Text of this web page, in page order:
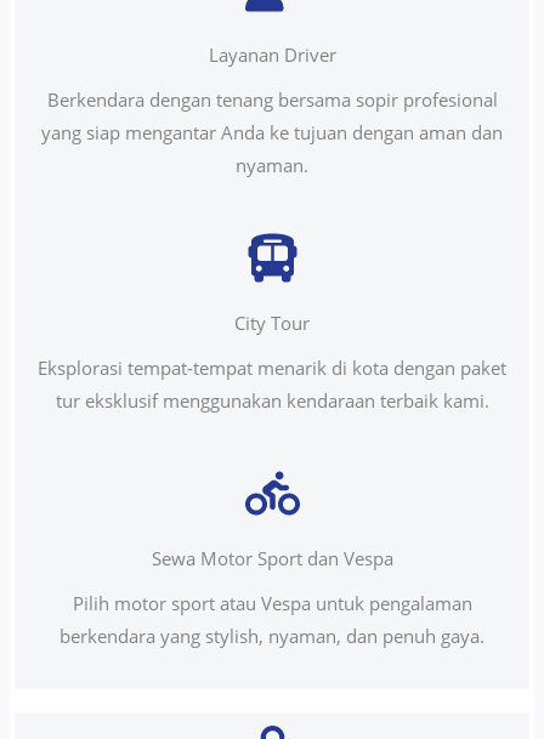
Layanan Driver
Berkendara dengan tenang bersama sopir profesional
yang siap mengantar Anda ke tujuan dengan aman dan
nyaman.
City Tour
Eksplorasi tempat-tempat menarik di kota dengan paket
tur eksklusif menggunakan kendaraan terbaik kami.
Sewa Motor Sport dan Vespa
Pilih motor sport atau Vespa untuk pengalaman
berkendara yang stylish, nyaman, dan penuh gaya.